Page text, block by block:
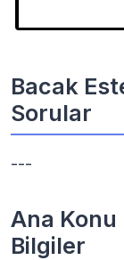
Bacak
Sorular
---
Ana Konu
Bilgiler